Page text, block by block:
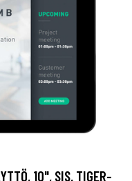
10", SIS. TIGER-